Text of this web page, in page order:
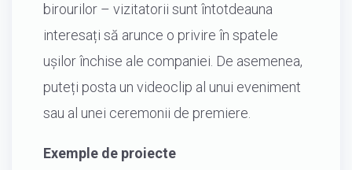
birourilor – vizitatorii sunt întotdeauna
interesați să arunce o privire în spatele
ușilor închise ale companiei. De asemenea,
puteți posta un videoclip al unui eveniment
sau al unei ceremonii de premiere.
Exemple de proiecte